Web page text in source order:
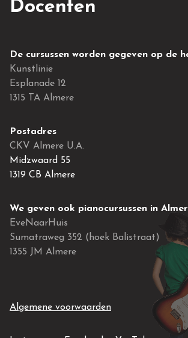
Docenten
De cursussen worden gegeven op de
Kunstlinie
Esplanade 12
1315 TA Almere
Postadres
CKV Almere U.A.
Midzwaard 55
1319 CB Almere
We geven ook pianocursussen in
EveNaarHuis
Sumatraweg 352 (hoek Balistraat)
1355 JM Almere
Algemene voorwaarden